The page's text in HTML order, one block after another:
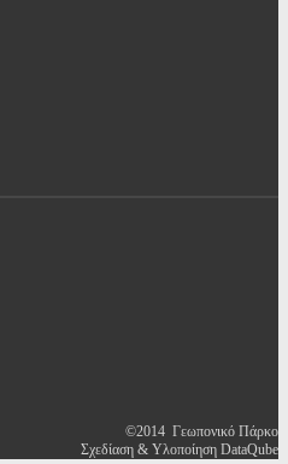
©2014 Γεωπονικό Πάρκο
Σχεδίαση & Υλοποίηση DataQube